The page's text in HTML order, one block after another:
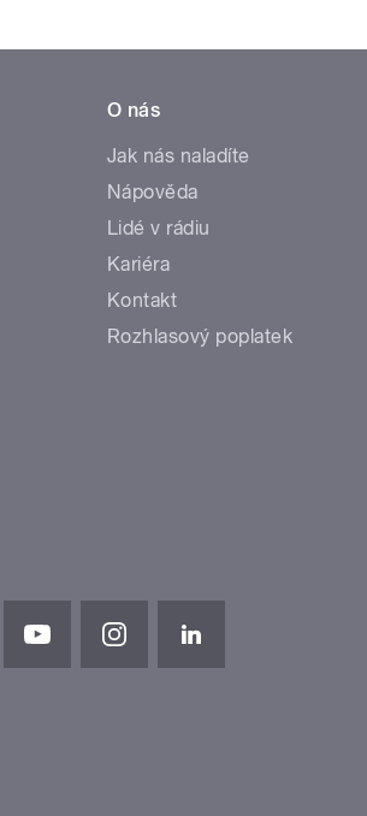
O nás
Jak nás naladíte
Nápověda
Lidé v rádiu
Kariéra
Kontakt
Rozhlasový poplatek